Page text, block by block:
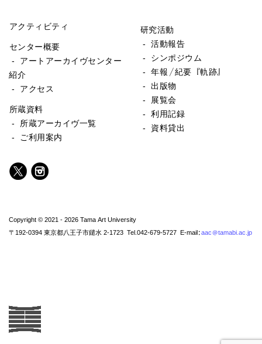
アクティビティ
センター概要
- アートアーカイヴセンター
紹介
- アクセス
所蔵資料
- 所蔵アーカイヴ一覧
- ご利用案内
研究活動
- 活動報告
- シンポジウム
- 年報／紀要『軌跡』
- 出版物
- 展覧会
- 利用記録
- 資料貸出
Copyright © 2021 - 2026 Tama Art University
〒192-0394 東京都八王子市鑓水 2-1723 Tel.042-679-5727 E-mail:aac@tamabi.ac.jp